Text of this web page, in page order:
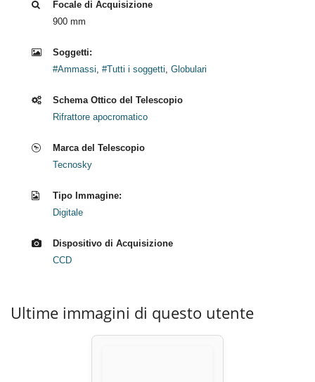
Focale di Acquisizione
900 mm
Soggetti:
#Ammassi #Tutti i soggetti Globulari
Schema Ottico del Telescopio
Rifrattore apocromatico
Marca del Telescopio
Tecnosky
Tipo Immagine:
Digitale
Dispositivo di Acquisizione
CCD
Ultime immagini di questo utente